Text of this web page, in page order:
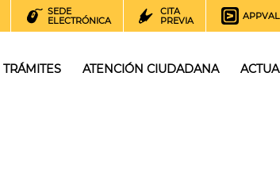
SEDE
ELECTRÓNICA
CITA
PREVIA
TRÁMITES ATENCIÓN CIUDADANA